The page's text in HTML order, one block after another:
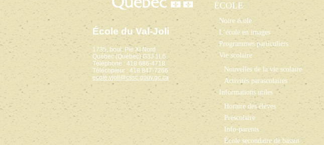
École du Val-Joli
1735, boul. Pie XI Nord
Québec (Québec) G3J 1L6
Téléphone : 418 686-4718
Télécopieur : 418 847-7266
ecole.vjoli@cssc.gouv.qc.ca
ÉCOLE
Notre école
L’école en images
Programmes particuliers
Vie scolaire
Nouvelles de la vie scolaire
Activités parascolaires
Informations utiles
Horaire des élèves
Préscolaire
Info-parents
École secondaire de bassin